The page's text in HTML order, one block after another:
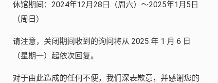
休馆期间：2024年12月28日（周六）～2025年1月5日
（周日）
请注意，关闭期间收到的询问将从 2025 年 1 月 6 日
（星期一）起依次回复。
对于由此造成的任何不便，我们深表歉意，并感谢您的